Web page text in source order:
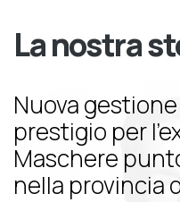
La nostra
Nuova
prestigio per
Maschere
nella provincia